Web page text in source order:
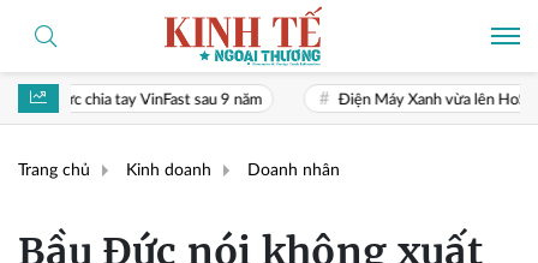
sau 9 năm Điện Máy Xanh vừa lên HoSE, một nhóm đầu tư
Trang chủ Kinh doanh Doanh nhân
Bầu Đức nói không xuất